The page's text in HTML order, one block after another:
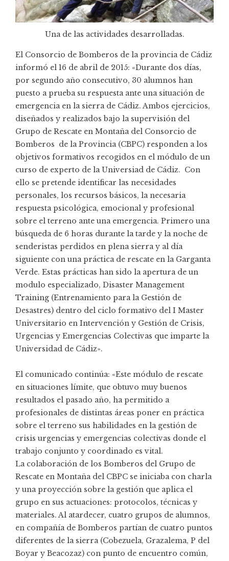
Una de las actividades desarrolladas.
El Consorcio de Bomberos de la provincia de Cádiz
informó el 16 de abril de 2015: «Durante dos días,
por segundo año consecutivo, 30 alumnos han
puesto a prueba su respuesta ante una situación de
emergencia en la sierra de Cádiz. Ambos ejercicios,
diseñados y realizados bajo la supervisión del
Grupo de Rescate en Montaña del Consorcio de
Bomberos de la Provincia (CBPC) responden a los
objetivos formativos recogidos en el módulo de un
curso de experto de la Universiad de Cádiz. Con
ello se pretende identificar las necesidades
personales, los recursos básicos, la necesaria
respuesta psicológica, emocional y profesional
sobre el terreno ante una emergencia. Primero una
búsqueda de 6 horas durante la tarde y la noche de
senderistas perdidos en plena sierra y al día
siguiente con una práctica de rescate en la Garganta
Verde. Estas prácticas han sido la apertura de un
modulo especializado, Disaster Management
Training (Entrenamiento para la Gestión de
Desastres) dentro del ciclo formativo del I Master
Universitario en Intervención y Gestión de Crisis,
Urgencias y Emergencias Colectivas que imparte la
Universidad de Cádiz».
El comunicado continúa: «Este módulo de rescate
en situaciones límite, que obtuvo muy buenos
resultados el pasado año, ha permitido a
profesionales de distintas áreas poner en práctica
sobre el terreno sus habilidades en la gestión de
crisis urgencias y emergencias colectivas donde el
trabajo conjunto y coordinado es vital.
La colaboración de los Bomberos del Grupo de
Rescate en Montaña del CBPC se iniciaba con charla
y una proyección sobre la gestión que aplica el
grupo en sus actuaciones: protocolos, técnicas y
materiales. Al atardecer, cuatro grupos de alumnos,
en compañía de Bomberos partían de cuatro puntos
diferentes de la sierra (Cobezuela, Grazalema, P del
Boyar y Beacozaz) con punto de encuentro común,